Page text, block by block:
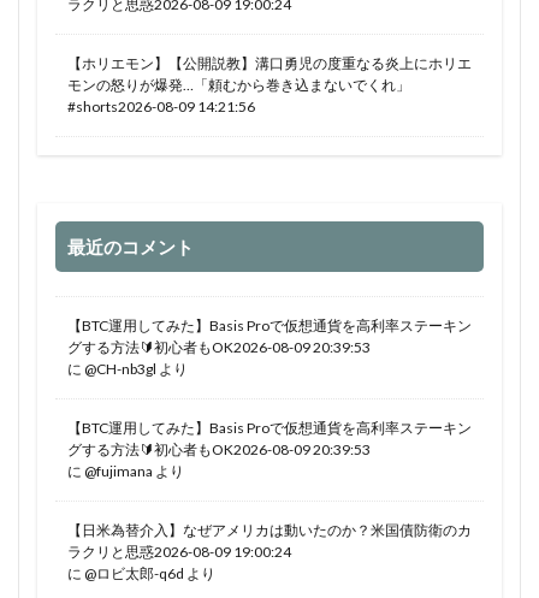
ラクリと思惑2026-08-09 19:00:24
【ホリエモン】【公開説教】溝口勇児の度重なる炎上にホリエ
モンの怒りが爆発…「頼むから巻き込まないでくれ」
#shorts2026-08-09 14:21:56
最近のコメント
【BTC運用してみた】Basis Proで仮想通貨を高利率ステーキン
グする方法🔰初心者もOK2026-08-09 20:39:53
に @CH-nb3gl より
【BTC運用してみた】Basis Proで仮想通貨を高利率ステーキン
グする方法🔰初心者もOK2026-08-09 20:39:53
に @fujimana より
【日米為替介入】なぜアメリカは動いたのか？米国債防衛のカ
ラクリと思惑2026-08-09 19:00:24
に @ロビ太郎-q6d より